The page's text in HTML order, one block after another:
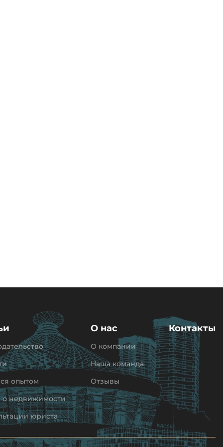
опытом
о недвижимости
юриста
О нас
О компании
Наша команда
Отзывы
Контакты